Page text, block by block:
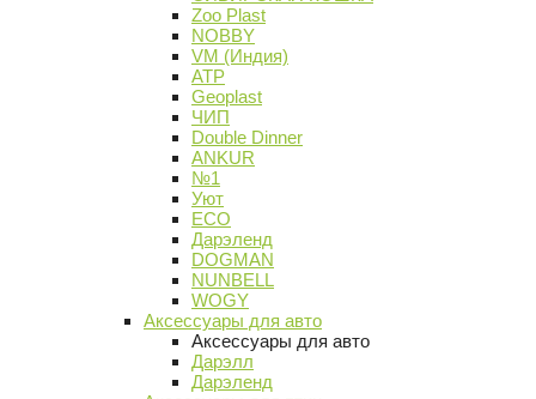
Zoo Plast
NOBBY
VM (Индия)
АТР
Geoplast
ЧИП
Double Dinner
ANKUR
№1
Уют
ECO
Дарэленд
DOGMAN
NUNBELL
WOGY
Аксессуары для авто
Аксессуары для авто
Дарэлл
Дарэленд